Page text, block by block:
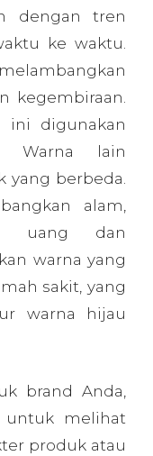
dengan tren
ke waktu.
kegembiraan.
ini digunakan
Warna lain
yang berbeda.
alam,
uang dan
warna yang
sakit, yang
warna hijau
brand Anda,
untuk melihat
produk atau